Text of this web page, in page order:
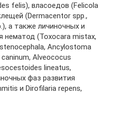
felis), власоедов (Felicola
(Dermacentor spp.,
а также личиночных и
нематод (Toxocara mistax,
Ancylostoma
Alveococus
lineatus,
фаз развития
и Dirofilaria repens,